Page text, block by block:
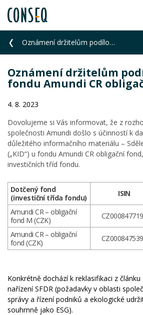
Oznámení držitelům podílových listů fondu Amundi CR obligační fond
Oznámení držitelům
fondu Amundi CR
4. 8. 2023
Dovolujeme si Vás informovat, že z
společnosti Amundi došlo s účinností k
důležitého informačního materiálu –
(„KID“) u fondu Amundi CR obligační
investičních tříd fondu.
Dotčený fond
(investiční třída fondu)
ISIN
Amundi CR – obligační
fond M (CZK)
Amundi CR – obligační
fond (CZK)
Konkrétně dochází k reklasifikaci z článku
nařízení SFDR (požadavky v oblasti
správy a řízení podniků a ekologické
souhrnně jako ESG).